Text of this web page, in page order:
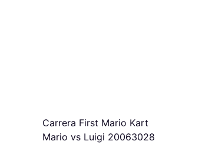
Carrera First Mario Kart
Mario vs Luigi 20063028